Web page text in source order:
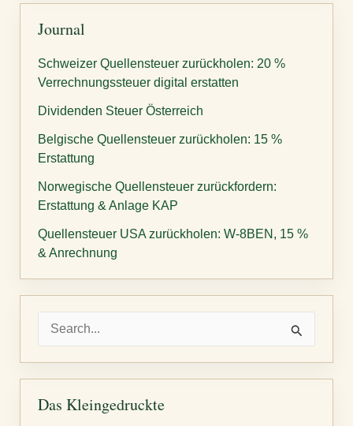
Journal
Schweizer Quellensteuer zurückholen: 20 %
Verrechnungssteuer digital erstatten
Dividenden Steuer Österreich
Belgische Quellensteuer zurückholen: 15 %
Erstattung
Norwegische Quellensteuer zurückfordern:
Erstattung & Anlage KAP
Quellensteuer USA zurückholen: W-8BEN, 15 %
& Anrechnung
h
Das Kleingedruckte